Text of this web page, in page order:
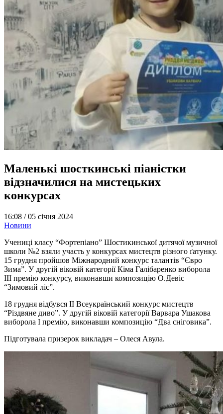
Маленькі шосткинські піаністки
відзначилися на мистецьких
конкурсах
16:08 /05 січня 2024
Новини
Учениці класу “Фортепіано” Шостикинської дитячої музичної
школи №2 взяли участь у конкурсах мистецтв різного ґатунку.
15 грудня пройшов Міжнародний конкурс талантів “Євро
Зима”. У другій віковій категорії Кіма Галібаренко виборола
ІІІ премію конкурсу, виконавши композицію О.Девіс
“Зимовий ліс”.
18 грудня відбувся ІІ Всеукраїнський конкурс мистецтв
“Різдвяне диво”. У другій віковій категорії Варвара Ушакова
виборола І премію, виконавши композицію “Два сніговика”.
Підготувала призерок викладач – Олеся Авула.